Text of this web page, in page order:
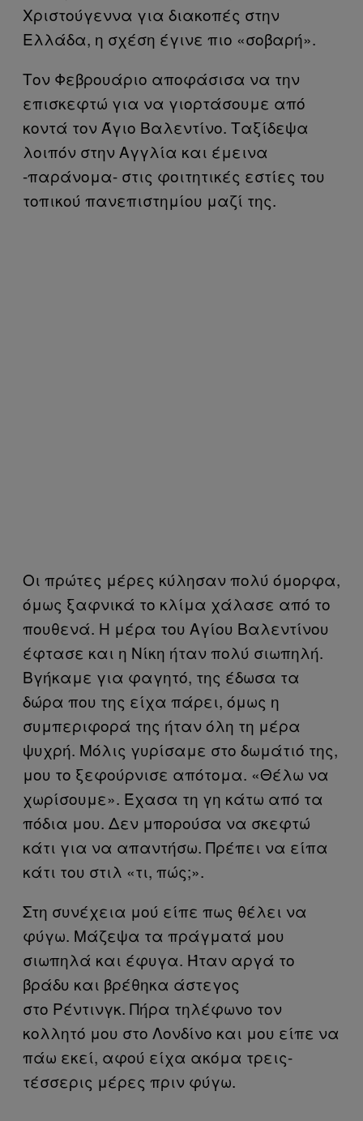
Χριστούγεννα για διακοπές στην
Ελλάδα, η σχέση έγινε πιο «σοβαρή».
Τον Φεβρουάριο αποφάσισα να την
επισκεφτώ για να γιορτάσουμε από
κοντά τον Άγιο Βαλεντίνο. Ταξίδεψα
λοιπόν στην Αγγλία και έμεινα
-παράνομα- στις φοιτητικές εστίες του
τοπικού πανεπιστημίου μαζί της.
Οι πρώτες μέρες κύλησαν πολύ όμορφα,
όμως ξαφνικά το κλίμα χάλασε από το
πουθενά. Η μέρα του Αγίου Βαλεντίνου
έφτασε και η Νίκη ήταν πολύ σιωπηλή.
Βγήκαμε για φαγητό, της έδωσα τα
δώρα που της είχα πάρει, όμως η
συμπεριφορά της ήταν όλη τη μέρα
ψυχρή. Μόλις γυρίσαμε στο δωμάτιό της,
μου το ξεφούρνισε απότομα. «Θέλω να
χωρίσουμε». Έχασα τη γη κάτω από τα
πόδια μου. Δεν μπορούσα να σκεφτώ
κάτι για να απαντήσω. Πρέπει να είπα
κάτι του στιλ «τι, πώς;».
Στη συνέχεια μού είπε πως θέλει να
φύγω. Μάζεψα τα πράγματά μου
σιωπηλά και έφυγα. Ήταν αργά το
βράδυ και βρέθηκα άστεγος
στο Ρέντινγκ. Πήρα τηλέφωνο τον
κολλητό μου στο Λονδίνο και μου είπε να
πάω εκεί, αφού είχα ακόμα τρεις-
τέσσερις μέρες πριν φύγω.